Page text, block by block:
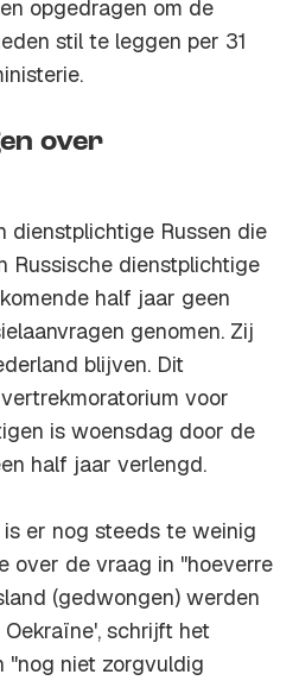
opgedragen om de
stil te leggen per 31
over
dienstplichtige Russen die
Russische dienstplichtige
half jaar geen
genomen. Zij
blijven. Dit
voor
is woensdag door de
half jaar verlengd.
er nog steeds te weinig
over de vraag in "hoeverre
(gedwongen) werden
schrijft het
"nog niet zorgvuldig